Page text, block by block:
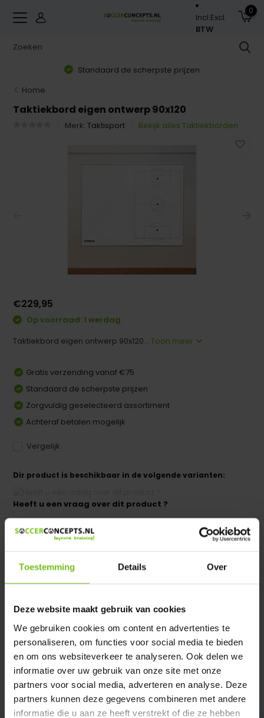
Toestemming Details Over
Deze website maakt gebruik van cookies
We gebruiken cookies om content en advertenties te
personaliseren, om functies voor social media te bieden
en om ons websiteverkeer te analyseren. Ook delen we
informatie over uw gebruik van onze site met onze
partners voor social media, adverteren en analyse. Deze
partners kunnen deze gegevens combineren met andere
informatie die u aan ze heeft verstrekt of die ze hebben
Incl.Excl.
BTW
0
Standaard de scherpste prijzen
Home
Taktiekbord eigen ontwerp 90x120
Merk:Taktisport Bekijk alles Taktiekborden
€229,95
Op voorraad: 1 werdag
Taktiekbord eigen ontwerp 90x120...Toon meer
Gratis verzending vanaf €75
Standaard de scherpste prijzen
Zorgvuldig geselecteerd assortiment
Achteraf betalen mogelijk
Vergelijk
Dir product is beschikbaar in de volgende varianten:
Heeft u een vraag over dit product ?
We helpen u graag met meer informatie
Verstuur email
Productomschrijving
Reviews
Delen